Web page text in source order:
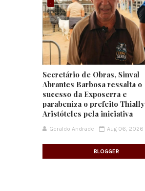
.
Secretário de Obras, Sinval
Abrantes Barbosa ressalta o
sucesso da Exposerra e
parabeniza o prefeito Thially
Aristóteles pela iniciativa
Geraldo Andrade Aug 06, 2026
BLOGGER